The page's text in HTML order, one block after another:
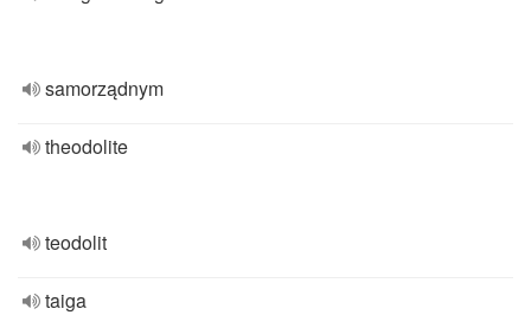
samorządnym
theodolite
teodolit
taiga